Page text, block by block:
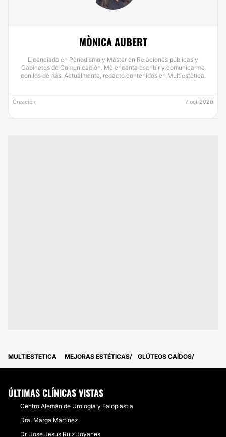
MÒNICA AUBERT
Licenciada en Periodismo y Máster en Relaciones públicas y
Gabinetes de Comunicación. Me encanta escribir y comunicarme
con los demás. Actualmente, redacto contenidos en Multiestetica.
Creación: 7 oct 2020
MULTIESTETICA MEJORAS ESTÉTICAS GLÚTEOS CAÍDOS
ÚLTIMAS CLÍNICAS VISTAS
Centro Alemán de Urología y Faloplastia
Dra. Marga Martínez
Dr. José Jesús Ruiz Joyanes